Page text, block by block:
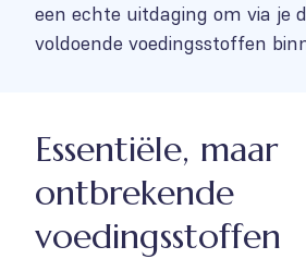
een echte uitdaging om via je
voldoende voedingsstoffen
Essentiële, maar
ontbrekende
voedingsstoffen